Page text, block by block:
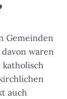
Gemeinden
waren
auch